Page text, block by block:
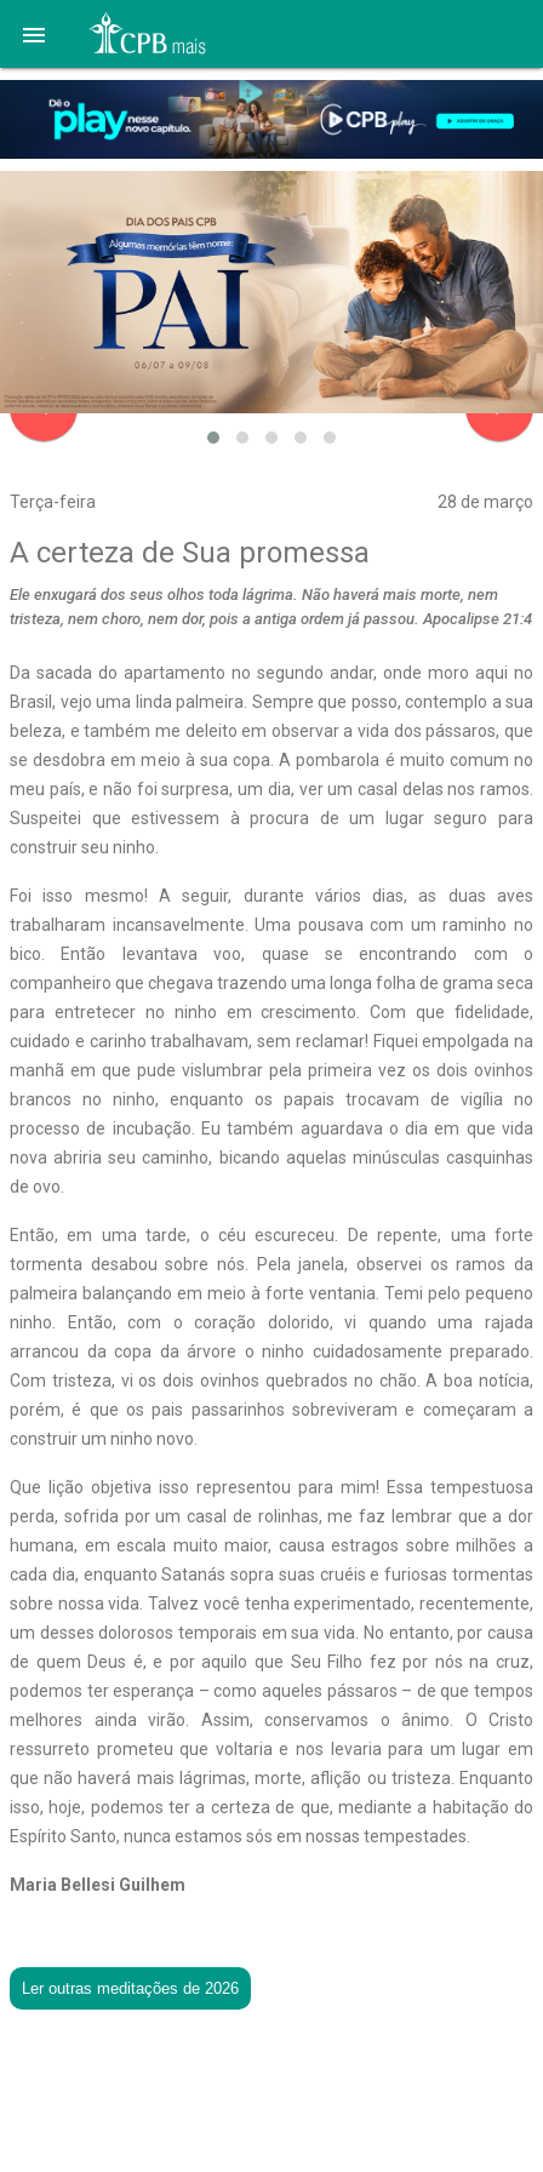

Terça-feira 28 de março
navigate_before
A certeza de Sua promessa
Ele enxugará dos seus olhos toda lágrima. Não haverá mais morte, nem
tristeza, nem choro, nem dor, pois a antiga ordem já passou. Apocalipse 21:4
Da sacada do apartamento no segundo andar, onde moro aqui no
Brasil, vejo uma linda palmeira. Sempre que posso, contemplo a sua
beleza, e também me deleito em observar a vida dos pássaros, que
se desdobra em meio à sua copa. A pombarola é muito comum no
meu país, e não foi surpresa, um dia, ver um casal delas nos ramos.
Suspeitei que estivessem à procura de um lugar seguro para
construir seu ninho.
Foi isso mesmo! A seguir, durante vários dias, as duas aves
trabalharam incansavelmente. Uma pousava com um raminho no
bico. Então levantava voo, quase se encontrando com o
companheiro que chegava trazendo uma longa folha de grama seca
para entretecer no ninho em crescimento. Com que fidelidade,
cuidado e carinho trabalhavam, sem reclamar! Fiquei empolgada na
manhã em que pude vislumbrar pela primeira vez os dois ovinhos
brancos no ninho, enquanto os papais trocavam de vigília no
processo de incubação. Eu também aguardava o dia em que vida
nova abriria seu caminho, bicando aquelas minúsculas casquinhas
de ovo.
Então, em uma tarde, o céu escureceu. De repente, uma forte
tormenta desabou sobre nós. Pela janela, observei os ramos da
palmeira balançando em meio à forte ventania. Temi pelo pequeno
ninho. Então, com o coração dolorido, vi quando uma rajada
arrancou da copa da árvore o ninho cuidadosamente preparado.
Com tristeza, vi os dois ovinhos quebrados no chão. A boa notícia,
porém, é que os pais passarinhos sobreviveram e começaram a
construir um ninho novo.
Que lição objetiva isso representou para mim! Essa tempestuosa
perda, sofrida por um casal de rolinhas, me faz lembrar que a dor
humana, em escala muito maior, causa estragos sobre milhões a
cada dia, enquanto Satanás sopra suas cruéis e furiosas tormentas
sobre nossa vida. Talvez você tenha experimentado, recentemente,
um desses dolorosos temporais em sua vida. No entanto, por causa
de quem Deus é, e por aquilo que Seu Filho fez por nós na cruz,
podemos ter esperança – como aqueles pássaros – de que tempos
melhores ainda virão. Assim, conservamos o ânimo. O Cristo
ressurreto prometeu que voltaria e nos levaria para um lugar em
que não haverá mais lágrimas, morte, aflição ou tristeza. Enquanto
isso, hoje, podemos ter a certeza de que, mediante a habitação do
Espírito Santo, nunca estamos sós em nossas tempestades.
Maria Bellesi Guilhem
Ler outras meditações de 2026
navigate_next